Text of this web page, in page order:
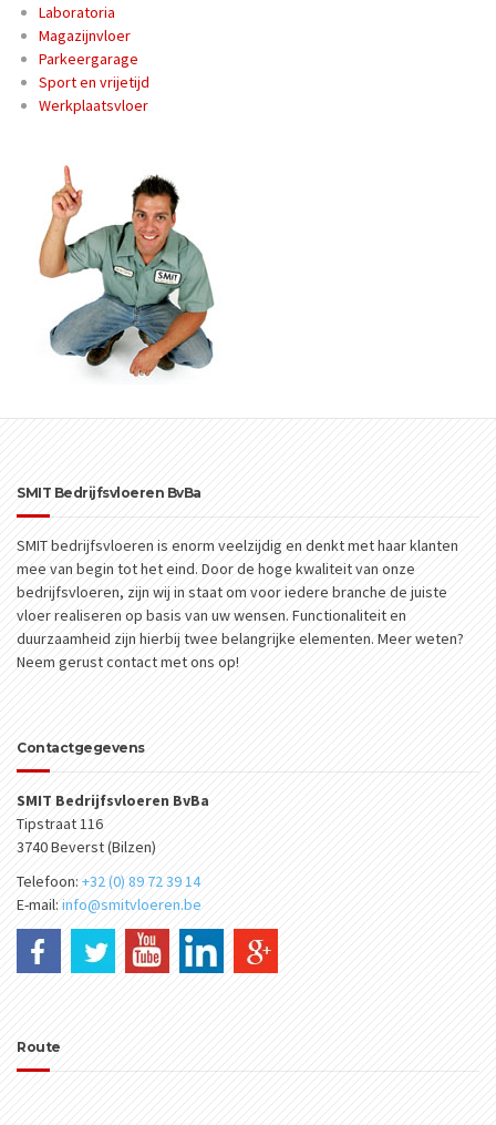
Laboratoria
Magazijnvloer
Parkeergarage
Sport en vrijetijd
Werkplaatsvloer
SMIT Bedrijfsvloeren BvBa
SMIT bedrijfsvloeren is enorm veelzijdig en denkt met haar klanten
mee van begin tot het eind. Door de hoge kwaliteit van onze
bedrijfsvloeren, zijn wij in staat om voor iedere branche de juiste
vloer realiseren op basis van uw wensen. Functionaliteit en
duurzaamheid zijn hierbij twee belangrijke elementen. Meer weten?
Neem gerust contact met ons op!
Contactgegevens
SMIT Bedrijfsvloeren BvBa
Tipstraat 116
3740 Beverst (Bilzen)
Telefoon: +32 (0) 89 72 39 14
E-mail: info@smitvloeren.be
Route